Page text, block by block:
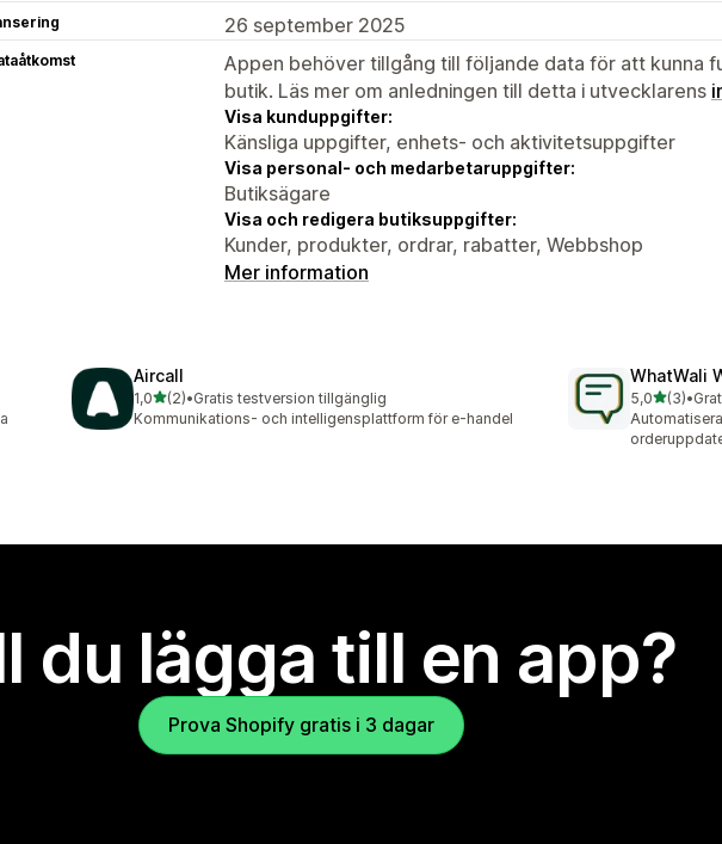
26 september 2025
Appen behöver tillgång till följande data för att kunna
butik. Läs mer om anledningen till detta i utvecklarens
Visa kunduppgifter:
Känsliga uppgifter, enhets- och aktivitetsuppgifter
Visa personal- och medarbetaruppgifter:
Butiksägare
Visa och redigera butiksuppgifter:
Kunder, produkter, ordrar, rabatter, Webbshop
Mer information
Aircall
1,0av 5 stjärnor
(2)
2 recensioner totalt
•Gratis testversion tillgänglig
Kommunikations- och intelligensplattform för e-handel
WhatWali
5,0av 5
(3)
3 •
du lägga till en app?
Prova Shopify gratis i 3 dagar